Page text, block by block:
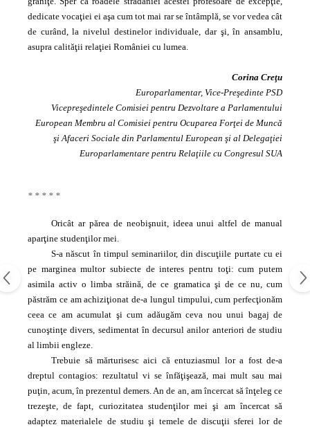
dedicate vocaţiei ei aşa cum tot mai rar se întâmplă, se vor vedea cât
de curând, la nivelul destinelor individuale, dar şi, în ansamblu,
asupra calităţii relaţiei României cu lumea.
Corina Creţu
Europarlamentar, Vice-Preşedinte PSD
Vicepreşedintele Comisiei pentru Dezvoltare a Parlamentului
European Membru al Comisiei pentru Ocuparea Forţei de Muncă
şi Afaceri Sociale din Parlamentul European şi al Delegaţiei
Europarlamentare pentru Relaţiile cu Congresul SUA
* * * * *
Oricât ar părea de neobişnuit, ideea unui altfel de manual
aparţine studenţilor mei.
S‑a născut în timpul seminariilor, din discuţiile purtate cu ei
pe marginea multor subiecte de interes pentru toţi: cum putem
asimila activ o limba străină, de ce gramatica şi de ce nu, cum
păstrăm ce am achiziţionat de‑a lungul timpului, cum perfecţionăm
ceea ce am acumulat şi cum adăugăm ceva nou unui bagaj de
cunoştinţe divers, sedimentat în decursul anilor anteriori de studiu
al limbii engleze.
Trebuie să mărturisesc aici că entuziasmul lor a fost de‑a
dreptul contagios: rezultatul vi se înfăţişează, mai mult sau mai
puţin, acum, în prezentul demers. An de an, am încercat să înţeleg ce
trezeşte, de fapt, curiozitatea studenţilor mei şi am încercat să
adaptez materialele de studiu şi temele de discuţii sferei lor de